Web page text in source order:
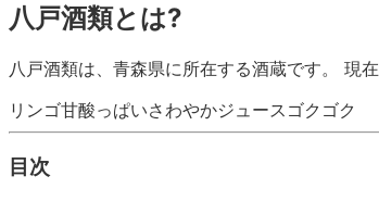
八戸酒類とは?
八戸酒類は、 青森県に所在する酒蔵です。 現在
リンゴ甘酸っぱいさわやかジュース ゴクゴク
目次